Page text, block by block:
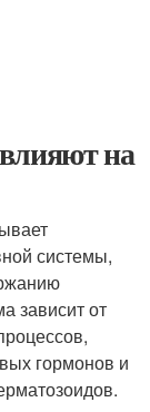
на
системы,
зависит от
гормонов и